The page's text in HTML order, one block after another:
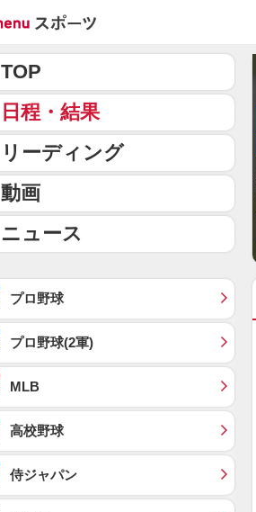
TOP
日程・結果
リーディング
動画
ニュース
プロ野球
プロ野球(2軍)
MLB
高校野球
侍ジャパン